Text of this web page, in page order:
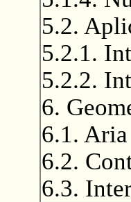
5.2.
5.2.1.
5.2.2.
6.
6.1.
6.2.
6.3.